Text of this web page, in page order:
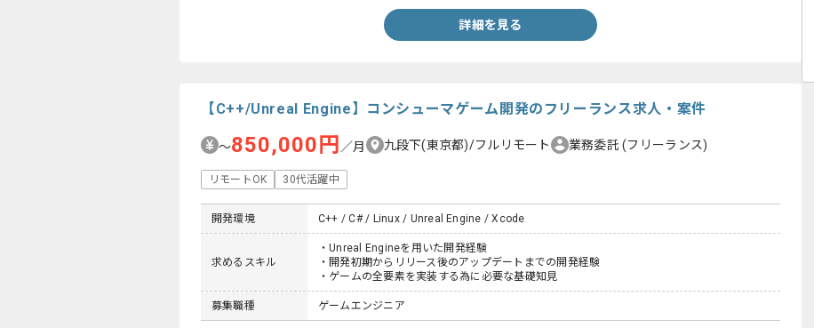
詳細を見る
【C++/Unreal Engine】コンシューマゲーム開発のフリーランス求人・案件
〜850,000円 ／月 九段下(東京都)/フルリモート 業務委託(フリーランス)
リモートOK 30代活躍中
開発環境 C++ / C# / Linux / Unreal Engine / Xcode
求めるスキル
・Unreal Engineを用いた開発経験
・開発初期からリリース後のアップデートまでの開発経験
・ゲームの全要素を実装する為に必要な基礎知見
募集職種 ゲームエンジニア